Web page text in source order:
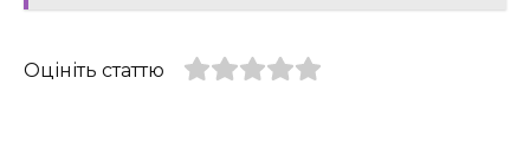
Оцініть статтю